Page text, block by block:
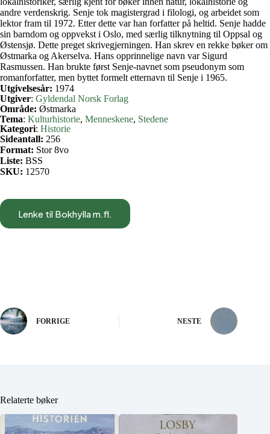
andre verdenskrig. Senje tok magistergrad i filologi, og arbeidet som
lektor fram til 1972. Etter dette var han forfatter på heltid. Senje hadde
sin barndom og oppvekst i Oslo, med særlig tilknytning til Oppsal og
Østensjø. Dette preget skrivegjerningen. Han skrev en rekke bøker om
Østmarka og Akerselva. Hans opprinnelige navn var Sigurd
Rasmussen. Han brukte først Senje-navnet som pseudonym som
romanforfatter, men byttet formelt etternavn til Senje i 1965.
Utgivelsesår: 1974
Utgiver: Gyldendal Norsk Forlag
Område: Østmarka
Tema: Kulturhistorie, Menneskene, Stedene
Kategori: Historie
Sideantall: 256
Format: Stor 8vo
Liste: BSS
SKU: 12570
Lenke til Bokhylla m.fl.
FORRIGE NESTE
Relaterte bøker